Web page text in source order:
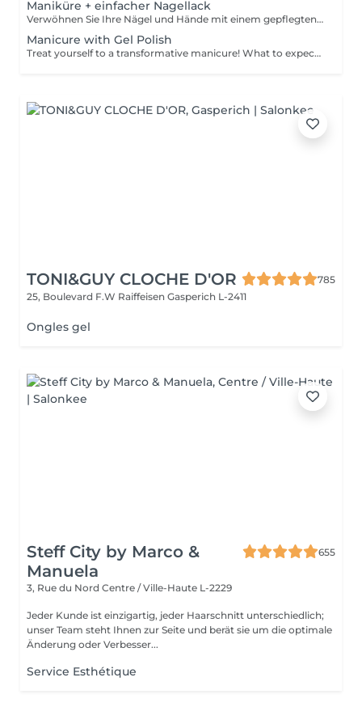
Maniküre + einfacher Nagellack
Verwöhnen Sie Ihre Nägel und Hände mit einem gepflegten und ordentlichen Erscheinungsbild! Unsere Technikerinnen werden effektiv abgestorbene Hautzellen entfernen, die Nägel in Form bringen und feilen sowie die äußere Oberfläche polieren. Am Ende dieser Behandlung wird ein regulärer Nagellack aufgetragen. Unsere Meisterinnen bieten klassische, Hardware- oder kombinierte Maniküre an. Wie wird die Maniküre mit regulärer Nagellack durchgeführt? - rauhe Haut wird entfernt - die Form der Nagelplatte wird korrigiert - die Nagelhaut und seitlichen Rillen werden korrigiert - Nagellack wird aufgetragen - Nagelhautöl und Handcreme werden aufgetragen Altersbeschränkungen: empfohlen ab 14 Jahren. Empfehlungen nach dem Eingriff: es gibt keine speziellen Empfehlungen nach diesem Verfahren. Frequenz: einmal in 3 Wochen.
Manicure with Gel Polish
Treat yourself to a transformative manicure! What to expect: - old polish is removed as a bonus - rough skin is removed - nails are shaped - cuticles and side ridges are polished - reinforcement is performed if chosen - semi-permanent polish is applied - cuticle oil and hand cream are applied Age: 16+ Frequency: every 3 weeks for best results. *Removal of old semi-permanent polish is included with the manicure. If you want a separate removal appointment, we charge €20 for the careful process that protects your nails. For the manicure, we leave a thin layer of old polish under the new layer to enhance the durability of the semi-permanent polish. *Please note that if semipermanent nail polish without manicure is chosen, rough skin, cuticle and side ridges won't be removed.
TONI&GUY CLOCHE D'OR
785
25, Boulevard F.W Raiffeisen Gasperich L-2411
Ongles gel
Steff City by Marco &
Manuela
655
3, Rue du Nord Centre / Ville-Haute L-2229
Jeder Kunde ist einzigartig, jeder Haarschnitt unterschiedlich;
unser Team steht Ihnen zur Seite und berät sie um die optimale
Änderung oder Verbesser...
Service Esthétique